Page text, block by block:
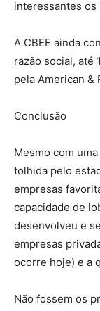
interessantes
A CBEE ainda
razão social, até
pela American &
Conclusão
Mesmo com
tolhida pelo
empresas
capacidade de
desenvolveu e
empresas
ocorre hoje) e a
Não fossem os